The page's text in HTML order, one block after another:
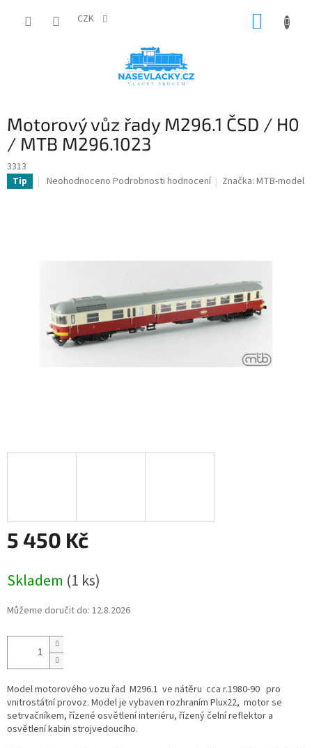
CZK
Motorový vůz řady M296.1 ČSD / H0
/ MTB M296.1023
3313
Tip
Průměrné
Neohodnoceno Podrobnosti hodnocení Značka:MTB-model
5 450 Kč
cena:
Skladem (1 ks)
Můžeme doručit do: 12.8.2026
Model motorového vozu řad M296.1 ve nátěru cca r.1980-90 pro
vnitrostátní provoz. Model je vybaven rozhraním Plux22, motor se
setrvačníkem, řízené osvětlení interiéru, řízený čelní reflektor a
osvětlení kabin strojvedoucího.